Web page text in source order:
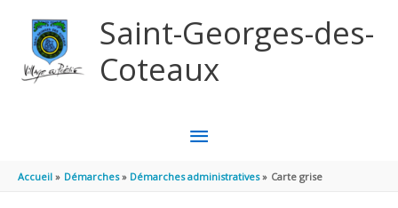
Saint-Georges-des-
Coteaux
MENU
PRINCIPAL
Accueil Démarches Démarches administratives Carte grise